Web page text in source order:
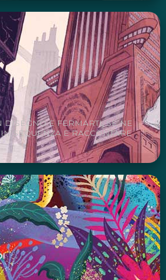
DISEGNO E FERMARTI, SE NE
SEQUENZA E RACCONTARE